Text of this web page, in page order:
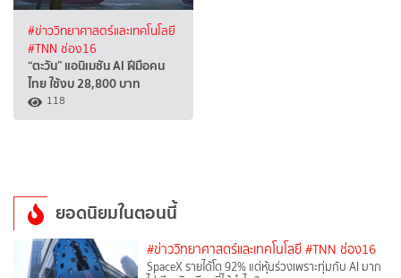
#ข่าววิทยาศาสตร์และเทคโนโลยี
#TNN ช่อง16
“ตะวัน” แอนิเมชัน AI ฝีมือคน
ไทย ใช้งบ 28,800 บาท
118
ยอดนิยมในตอนนี้
#ข่าววิทยาศาสตร์และเทคโนโลยี #TNN ช่อง16
SpaceX รายได้โต 92% แต่หุ้นร่วงเพราะทุ่มกับ AI มาก